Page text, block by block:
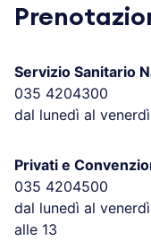
Servizio Sanitario
035 4204300
dal lunedì al
Privati e
035 4204500
dal lunedì al
alle 13